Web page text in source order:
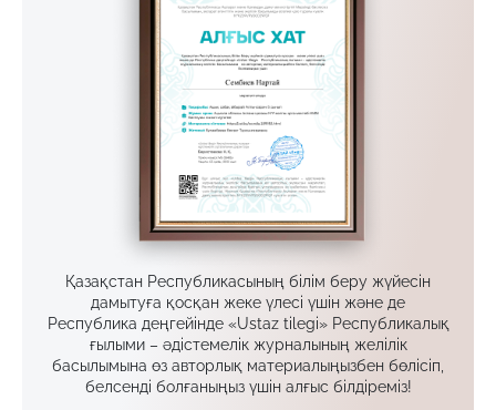
Қазақстан Республикасының білім беру жүйесін
дамытуға қосқан жеке үлесі үшін және де
Республика деңгейінде «Ustaz tilegi» Республикалық
ғылыми – әдістемелік журналының желілік
басылымына өз авторлық материалыңызбен бөлісіп,
белсенді болғаныңыз үшін алғыс білдіреміз!